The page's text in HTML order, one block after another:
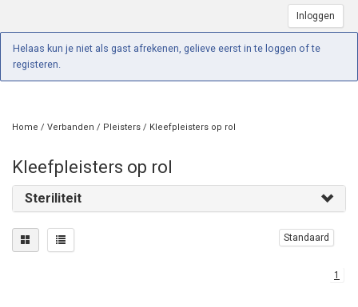
Inloggen
Helaas kun je niet als gast afrekenen, gelieve eerst in te loggen of te
registeren.
Home / Verbanden / Pleisters / Kleefpleisters op rol
Kleefpleisters op rol
Steriliteit
Standaard
1